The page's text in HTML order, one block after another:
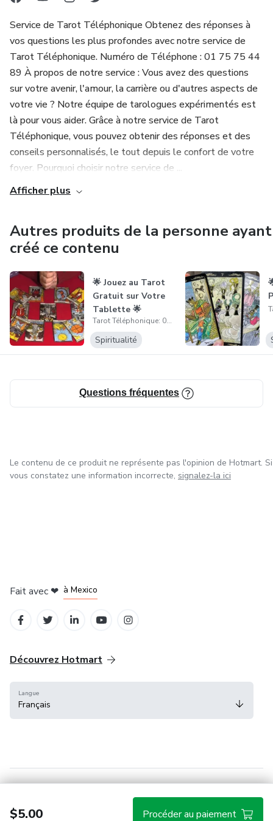
Confidentialité Totale : Vos secrets sont en sécurité avec
nous.
Comment ça Fonctionne ?
C'est simple ! Appelez le 📞📞📞 01 75 75 44 89 📞📞📞,
et notre équipe amicale vous guidera à travers le
processus. Vous serez connecté en quelques minutes à un
tarologue qualifié qui vous accompagnera tout au long de
votre lecture. Préparez-vous à découvrir un monde de
possibilités. 🌌
Les Témoignages de Nos Clients
Nos clients satisfaits ont trouvé réconfort, sagesse et
direction grâce au Tarot des Héros. Ne nous croyez pas sur
pa
Service de Tarot Téléphonique Obtenez des réponses à
vos questions les plus profondes avec notre service de
Tarot Téléphonique. Numéro de Téléphone : 01 75 75 44
89 À propos de notre service : Vous avez des questions
sur votre avenir, l'amour, la carrière ou d'autres aspects de
votre vie ? Notre équipe de tarologues expérimentés est
là pour vous aider. Grâce à notre service de Tarot
Téléphonique, vous pouvez obtenir des réponses et des
conseils personnalisés, le tout depuis le confort de votre
foyer. Pourquoi choisir notre service de ...
Afficher plus
Autres produits de la personne ayant
créé ce contenu
🌟 Jouez au Tarot
Gratuit sur Votre
Tablette 🌟
Tarot Téléphonique: 01 75 75 44 89
Spiritualité
Questions fréquentes
$5.00 Procéder au paiement
Le contenu de ce produit ne représente pas l'opinion de Hotmart. Si
vous constatez une information incorrecte, signalez-la ici
Fait avec ❤ à Mexico
Découvrez Hotmart
Langue
Français